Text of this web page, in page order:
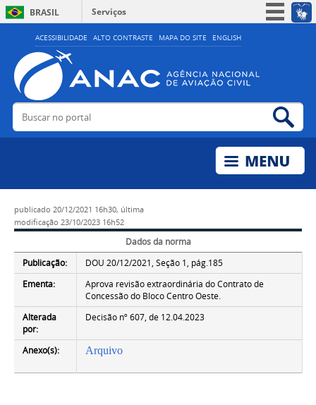
ACESSIBILIDADE ALTO CONTRASTE MAPA DO SITE ENGLISH
BRASIL
Serviços
Simplifique!
Acesso à informação
Legislação
Buscar no portal
publicado 20/12/2021 16h30, última
modificação 23/10/2023 16h52
Dados da norma
Publicação:
DOU 20/12/2021, Seção 1, pág.185
Ementa:
Aprova revisão extraordinária do Contrato de
Concessão do Bloco Centro Oeste.
Alterada
por:
Decisão nº 607, de 12.04.2023
Anexo(s): Arquivo